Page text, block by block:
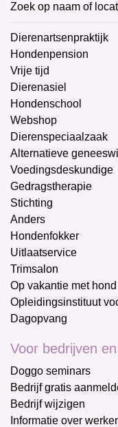
Zoek op naam of
Dierenartsenpraktijk
Hondenpension
Vrije tijd
Dierenasiel
Hondenschool
Webshop
Dierenspeciaalzaak
Alternatieve
Voedingsdeskundige
Gedragstherapie
Stichting
Anders
Hondenfokker
Uitlaatservice
Trimsalon
Op vakantie met hond
Opleidingsinstituut
Dagopvang
Voor bedrijven
Doggo seminars
Bedrijf gratis
Bedrijf wijzigen
Informatie over